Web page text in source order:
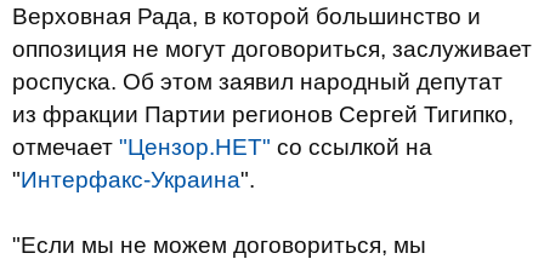
Верховная Рада, в которой большинство и
оппозиция не могут договориться, заслуживает
роспуска. Об этом заявил народный депутат
из фракции Партии регионов Сергей Тигипко,
отмечает "Цензор.НЕТ" со ссылкой на
"Интерфакс-Украина".
"Если мы не можем договориться, мы